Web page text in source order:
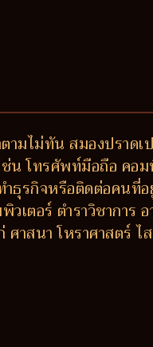
มไม่ทัน สมองปราด
น โทรศัพท์มือถือ คอ
ธุรกิจหรือติดต่อคนที่
เตอร์ ตำราวิชาการ
นา โหราศาสตร์ ไส